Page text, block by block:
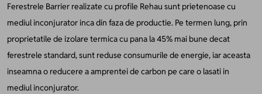
Ferestrele Barrier realizate cu profile Rehau sunt prietenoase cu
mediul inconjurator inca din faza de productie. Pe termen lung, prin
proprietatile de izolare termica cu pana la 45% mai bune decat
ferestrele standard, sunt reduse consumurile de energie, iar aceasta
inseamna o reducere a amprentei de carbon pe care o lasati in
mediul inconjurator.